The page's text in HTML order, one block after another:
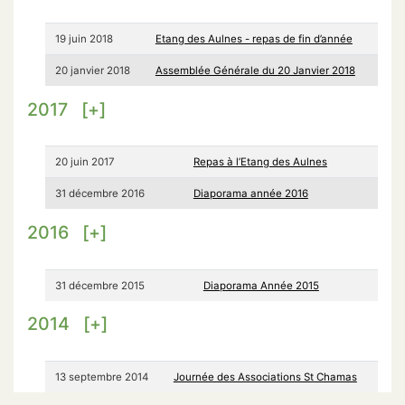
19 juin 2018 Etang des Aulnes - repas de fin d’année
20 janvier 2018 Assemblée Générale du 20 Janvier 2018
2017 [+]
20 juin 2017 Repas à l’Etang des Aulnes
31 décembre 2016 Diaporama année 2016
2016 [+]
31 décembre 2015 Diaporama Année 2015
2014 [+]
13 septembre 2014 Journée des Associations St Chamas